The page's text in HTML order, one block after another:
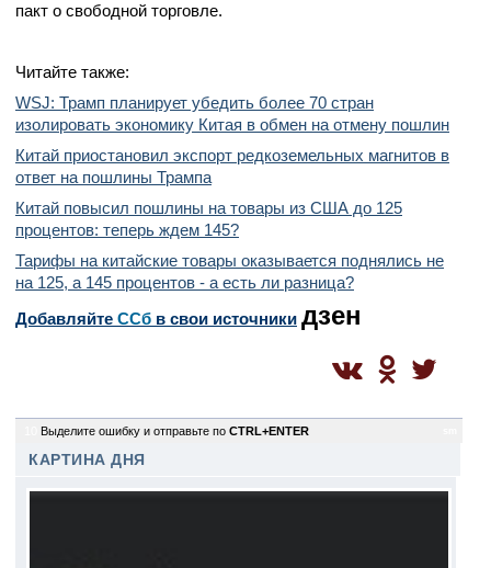
пакт о свободной торговле.
Читайте также:
WSJ: Трамп планирует убедить более 70 стран
изолировать экономику Китая в обмен на отмену пошлин
Китай приостановил экспорт редкоземельных магнитов в
ответ на пошлины Трампа
Китай повысил пошлины на товары из США до 125
процентов: теперь ждем 145?
Тарифы на китайские товары оказывается поднялись не
на 125, а 145 процентов - а есть ли разница?
Добавляйте CСб в свои источники дзен
Выделите ошибку и отправьте по CTRL+ENTER
КАРТИНА ДНЯ